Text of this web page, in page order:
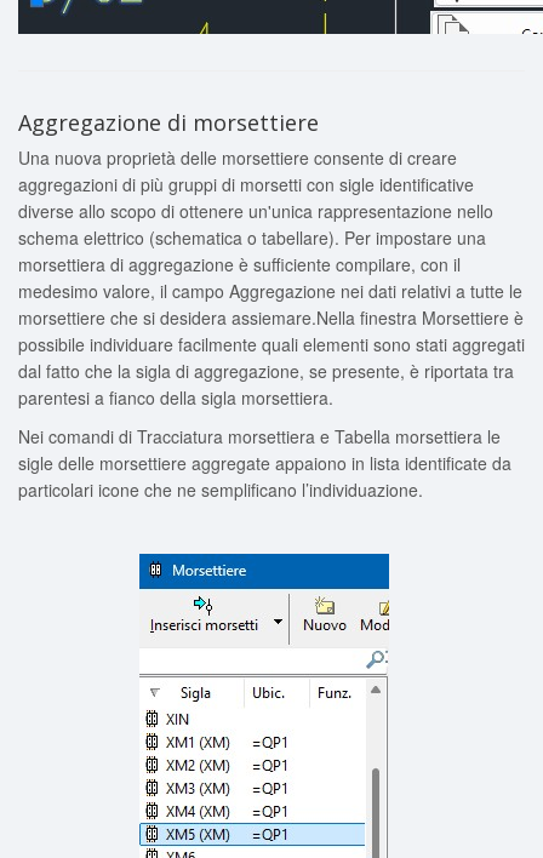
Aggregazione di morsettiere
Una nuova proprietà delle morsettiere consente di creare
aggregazioni di più gruppi di morsetti con sigle identificative
diverse allo scopo di ottenere un'unica rappresentazione nello
schema elettrico (schematica o tabellare). Per impostare una
morsettiera di aggregazione è sufficiente compilare, con il
medesimo valore, il campo Aggregazione nei dati relativi a tutte le
morsettiere che si desidera assiemare.Nella finestra Morsettiere è
possibile individuare facilmente quali elementi sono stati aggregati
dal fatto che la sigla di aggregazione, se presente, è riportata tra
parentesi a fianco della sigla morsettiera.
Nei comandi di Tracciatura morsettiera e Tabella morsettiera le
sigle delle morsettiere aggregate appaiono in lista identificate da
particolari icone che ne semplificano l’individuazione.